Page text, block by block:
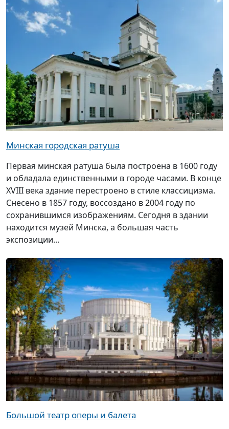
Минская городская ратуша
Первая минская ратуша была построена в 1600 году
и обладала единственными в городе часами. В конце
XVIII века здание перестроено в стиле классицизма.
Снесено в 1857 году, воссоздано в 2004 году по
сохранившимся изображениям. Сегодня в здании
находится музей Минска, а большая часть
экспозиции...
Большой театр оперы и балета